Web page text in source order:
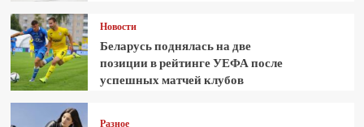
Новости
Беларусь поднялась на две
позиции в рейтинге УЕФА после
успешных матчей клубов
Разное